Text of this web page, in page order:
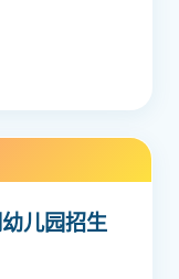
儿园招生